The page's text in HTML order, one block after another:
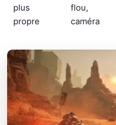
plus
propre
flou,
caméra